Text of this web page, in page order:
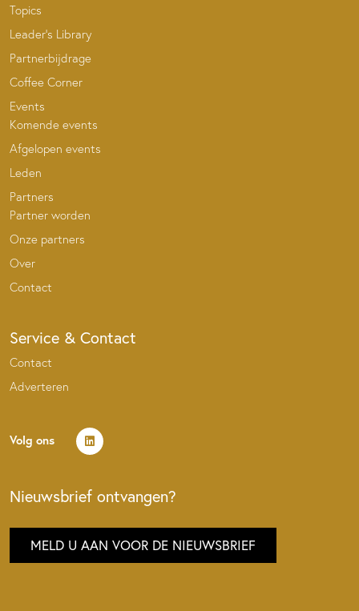
Topics
Leader’s Library
Partnerbijdrage
Coffee Corner
Events
Komende events
Afgelopen events
Leden
Partners
Partner worden
Onze partners
Over
Contact
Service & Contact
Contact
Adverteren
Volg ons
Nieuwsbrief ontvangen?
MELD U AAN VOOR DE NIEUWSBRIEF